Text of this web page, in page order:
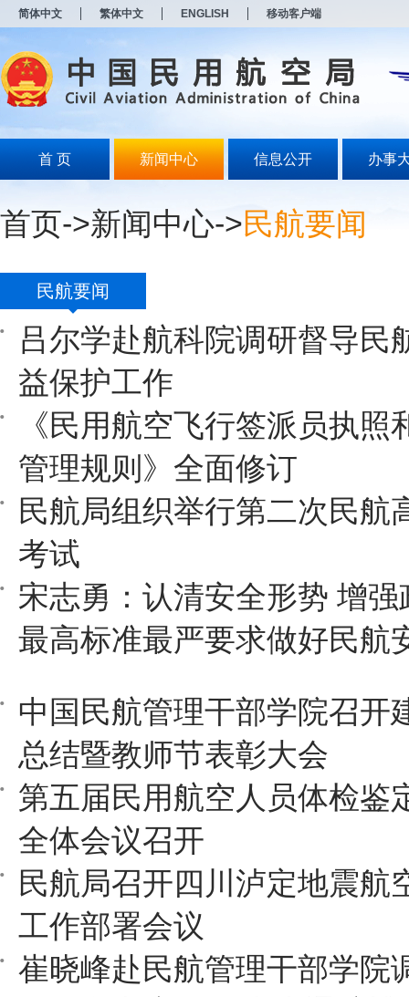
简体中文 繁体中文 ENGLISH 移动客户端
首 页 新闻中心 信息公开 办事
首页->新闻中心->民航要闻
民航要闻
吕尔学赴航科院调研督导民
益保护工作
《民用航空飞行签派员执照
管理规则》全面修订
民航局组织举行第二次民航
考试
宋志勇：认清安全形势 增
最高标准最严要求做好民航
中国民航管理干部学院召开
总结暨教师节表彰大会
第五届民用航空人员体检鉴
全体会议召开
民航局召开四川泸定地震航
工作部署会议
崔晓峰赴民航管理干部学院
打
开
无
障
说
Alt
加
导